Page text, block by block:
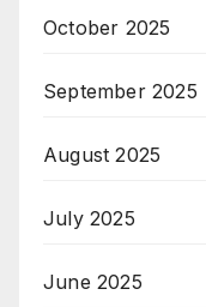
October 2025
September 2025
August 2025
July 2025
June 2025